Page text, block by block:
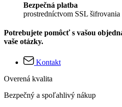
Bezpečná platba
prostredníctvom SSL šifrovania
Potrebujete pomôcť s vašou
vaše otázky.
Kontakt
Overená kvalita
Bezpečný a spoľahlivý nákup